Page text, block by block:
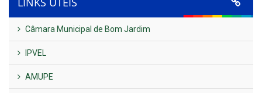
Câmara Municipal de Bom Jardim
IPVEL
AMUPE